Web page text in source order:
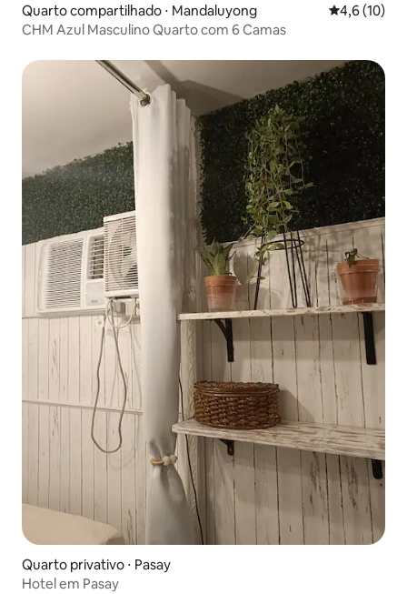
Quarto compartilhado ⋅ Mandaluyong 4,6 de uma
4,6 (10)
CHM Azul Masculino Quarto com 6 Camas
Quarto privativo ⋅ Pasay
Hotel em Pasay